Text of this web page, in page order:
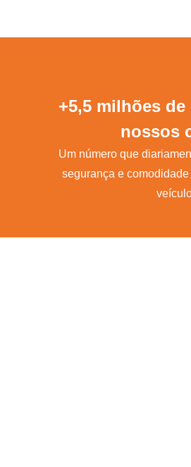
+5,5 milhões
nossos
Um número que
segurança e